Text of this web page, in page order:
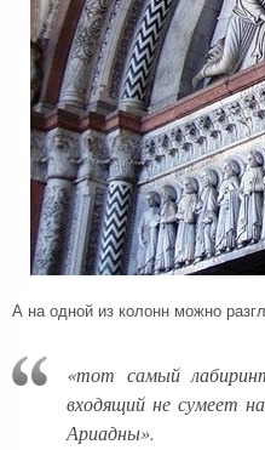
А на одной из колонн можно
«тот самый
входящий не сумеет
Ариадны».